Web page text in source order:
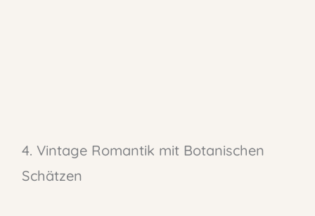
4. Vintage Romantik mit Botanischen
Schätzen